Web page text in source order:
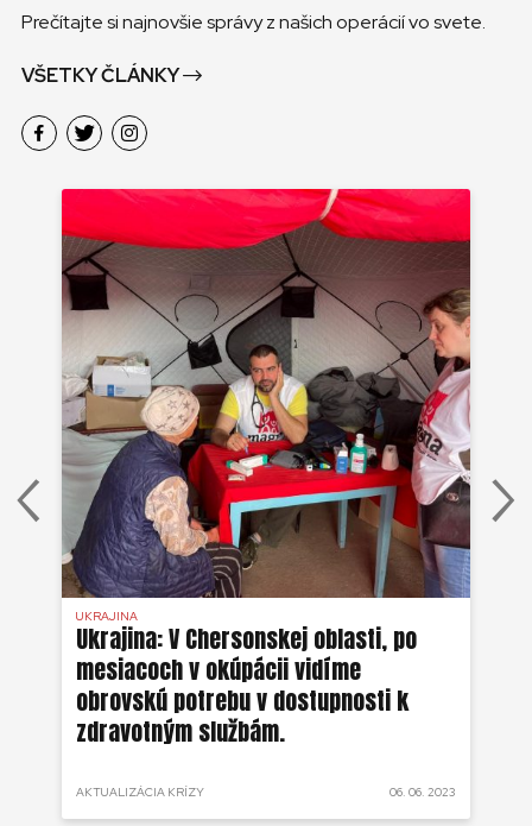
Prečítajte si najnovšie správy z našich operácií vo svete.
VŠETKY ČLÁNKY
UKRAJINA
Ukrajina: V Chersonskej oblasti, po
mesiacoch v okúpácii vidíme
obrovskú potrebu v dostupnosti k
zdravotným službám.
AKTUALIZÁCIA KRÍZY 06. 06. 2023